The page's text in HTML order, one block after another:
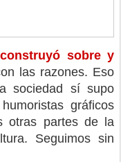
sobre y
las razones. Eso
sociedad sí supo
gráficos
otras partes de la
Seguimos sin